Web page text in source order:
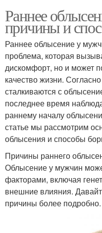
Раннее
причины и
Раннее облысение у
проблема, которая
дискомфорт, но и может
качество жизни.
сталкиваются с
последнее время
раннему началу
статье мы рассмотрим
облысения и способы
Причины раннего
Облысение у мужчин
факторами, включая
внешние влияния.
причины более подробно.